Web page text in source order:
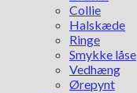
Collie
Halskæde
Ringe
Smykke låse
Vedhæng
Ørepynt